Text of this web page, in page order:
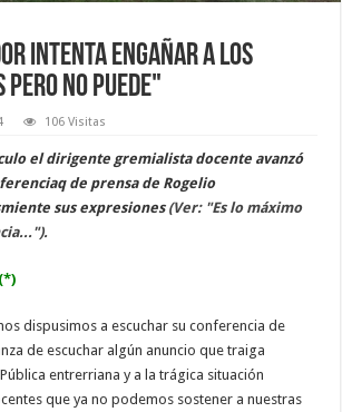
intenta engañar a los
no puede"
106 Visitas
el dirigente gremialista docente avanzó
de prensa de Rogelio
sus expresiones(Ver: "Es lo máximo
dispusimos a escuchar su conferencia de
de escuchar algún anuncio que traiga
entrerriana y a la trágica situación
que ya no podemos sostener a nuestras